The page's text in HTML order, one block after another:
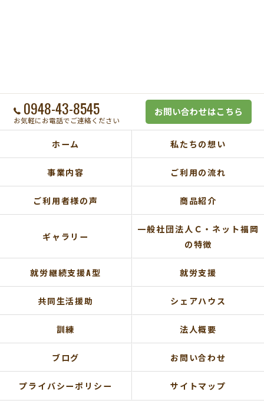
0948-43-8545
お気軽にお電話でご連絡ください
お問い合わせはこちら
ホーム 私たちの想い
事業内容 ご利用の流れ
ご利用者様の声 商品紹介
ギャラリー
一般社団法人Ｃ・ネット福岡
の特徴
就労継続支援A型 就労支援
共同生活援助 シェアハウス
訓練 法人概要
ブログ お問い合わせ
プライバシーポリシー サイトマップ